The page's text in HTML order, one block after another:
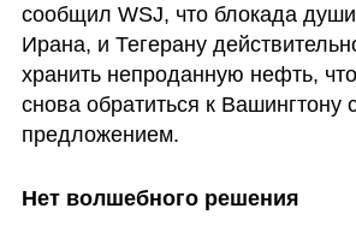
сообщил WSJ, что блокада
Ирана, и Тегерану
хранить непроданную нефть,
снова обратиться к Вашингтону
предложением.
Нет волшебного решения